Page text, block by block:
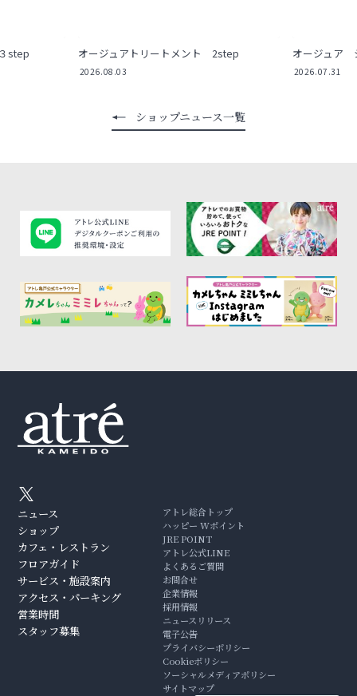
step オージュアトリートメント 2step
2026.08.03
オージュア
2026.07.31
ショップニュース一覧
ニュース
ショップ
カフェ・レストラン
フロアガイド
サービス・施設案内
アクセス・パーキング
営業時間
スタッフ募集
アトレ総合トップ
ハッピー Wポイント
JRE POINT
アトレ公式LINE
よくあるご質問
お問合せ
企業情報
採用情報
ニュースリリース
電子公告
プライバシーポリシー
Cookieポリシー
ソーシャルメディアポリシー
サイトマップ